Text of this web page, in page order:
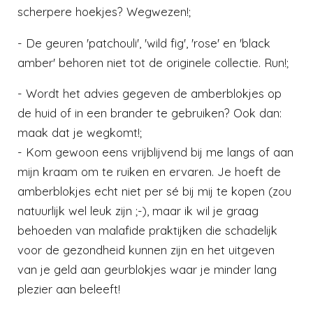
scherpere hoekjes? Wegwezen!;
- De geuren 'patchouli', 'wild fig', 'rose' en 'black
amber' behoren niet tot de originele collectie. Run!;
- Wordt het advies gegeven de amberblokjes op
de huid of in een brander te gebruiken? Ook dan:
maak dat je wegkomt!;
- Kom gewoon eens vrijblijvend bij me langs of aan
mijn kraam om te ruiken en ervaren. Je hoeft de
amberblokjes echt niet per sé bij mij te kopen (zou
natuurlijk wel leuk zijn ;-), maar ik wil je graag
behoeden van malafide praktijken die schadelijk
voor de gezondheid kunnen zijn en het uitgeven
van je geld aan geurblokjes waar je minder lang
plezier aan beleeft!